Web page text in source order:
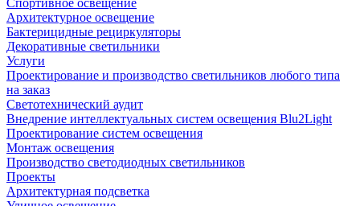
Архитектурное освещение
Бактерицидные рециркуляторы
Декоративные светильники
Услуги
Проектирование и производство светильников любого типа
на заказ
Светотехнический аудит
Внедрение интеллектуальных систем освещения Blu2Light
Проектирование систем освещения
Монтаж освещения
Производство светодиодных светильников
Проекты
Архитектурная подсветка